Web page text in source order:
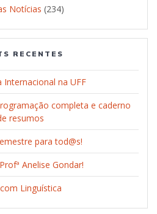
Notícias (234)
RECENTES
Internacional na UFF
completa e caderno
resumos
para tod@s!
Anelise Gondar!
Linguística